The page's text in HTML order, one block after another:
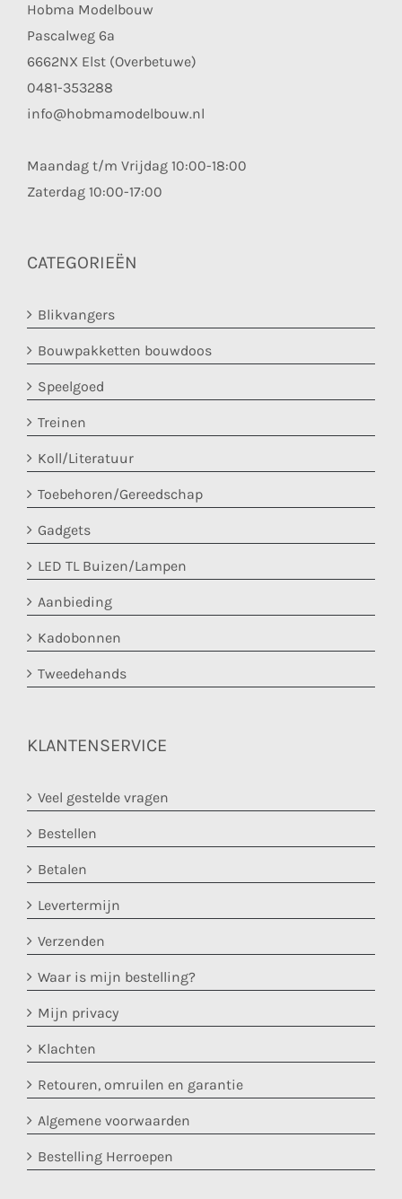
Hobma Modelbouw
Pascalweg 6a
6662NX Elst (Overbetuwe)
0481-353288
info@hobmamodelbouw.nl
Maandag t/m Vrijdag 10:00-18:00
Zaterdag 10:00-17:00
CATEGORIEËN
Blikvangers
Bouwpakketten bouwdoos
Speelgoed
Treinen
Koll/Literatuur
Toebehoren/Gereedschap
Gadgets
LED TL Buizen/Lampen
Aanbieding
Kadobonnen
Tweedehands
KLANTENSERVICE
Veel gestelde vragen
Bestellen
Betalen
Levertermijn
Verzenden
Waar is mijn bestelling?
Mijn privacy
Klachten
Retouren, omruilen en garantie
Algemene voorwaarden
Bestelling Herroepen